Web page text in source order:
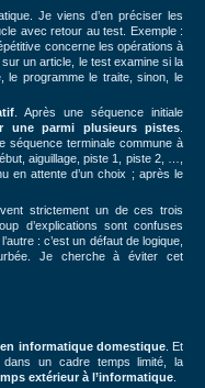
Je viens d’en préciser les
avec retour au test. Exemple :
concerne les opérations à
un article, le test examine si la
le programme le traite, sinon, le
. Après une séquence initiale
une parmi plusieurs pistes
séquence terminale commune à
aiguillage, piste 1, piste 2, …,
en attente d’un choix ; après le
strictement un de ces trois
d’explications sont confuses
: c’est un défaut de logique,
Je cherche à éviter cet
informatique domestique. Et
dans un cadre temps limité, la
extérieur à l’informatique